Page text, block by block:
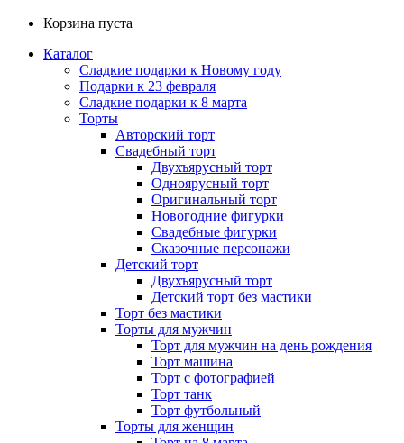
Корзина пуста
Каталог
Сладкие подарки к Новому году
Подарки к 23 февраля
Сладкие подарки к 8 марта
Торты
Авторский торт
Свадебный торт
Двухъярусный торт
Одноярусный торт
Оригинальный торт
Новогодние фигурки
Свадебные фигурки
Сказочные персонажи
Детский торт
Двухъярусный торт
Детский торт без мастики
Торт без мастики
Торты для мужчин
Торт для мужчин на день рождения
Торт машина
Торт с фотографией
Торт танк
Торт футбольный
Торты для женщин